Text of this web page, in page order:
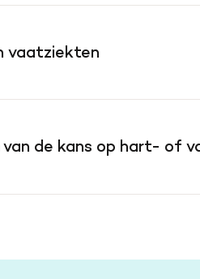
vaatziekten
de kans op hart- of